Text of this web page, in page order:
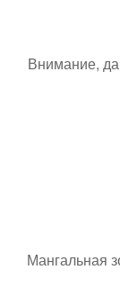
Внимание,
Мангальная